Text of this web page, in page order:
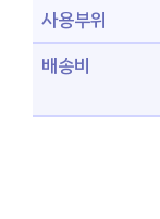
사용부위
배송비